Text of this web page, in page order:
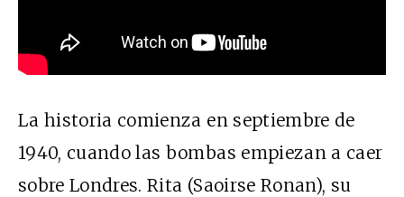
La historia comienza en septiembre de
1940, cuando las bombas empiezan a caer
sobre Londres. Rita (Saoirse Ronan), su